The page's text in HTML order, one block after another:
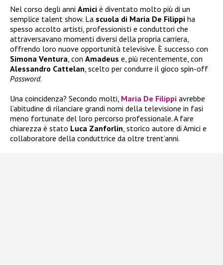
Nel corso degli anni Amici è diventato molto più di un
semplice talent show. La scuola di Maria De Filippi ha
spesso accolto artisti, professionisti e conduttori che
attraversavano momenti diversi della propria carriera,
offrendo loro nuove opportunità televisive. È successo con
Simona Ventura, con Amadeus e, più recentemente, con
Alessandro Cattelan, scelto per condurre il gioco spin-off
Password.
Una coincidenza? Secondo molti, Maria De Filippi avrebbe
l’abitudine di rilanciare grandi nomi della televisione in fasi
meno fortunate del loro percorso professionale. A fare
chiarezza è stato Luca Zanforlin, storico autore di Amici e
collaboratore della conduttrice da oltre trent’anni.